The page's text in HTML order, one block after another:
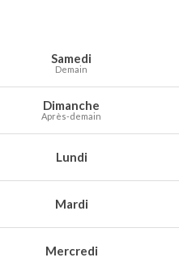
Prévisions météo à Soumagne
Météo Températures
Samedi
Demain
Dimanche
Après-demain
Lundi
Mardi
Mercredi